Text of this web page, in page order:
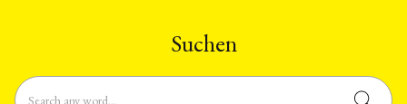
Suchen